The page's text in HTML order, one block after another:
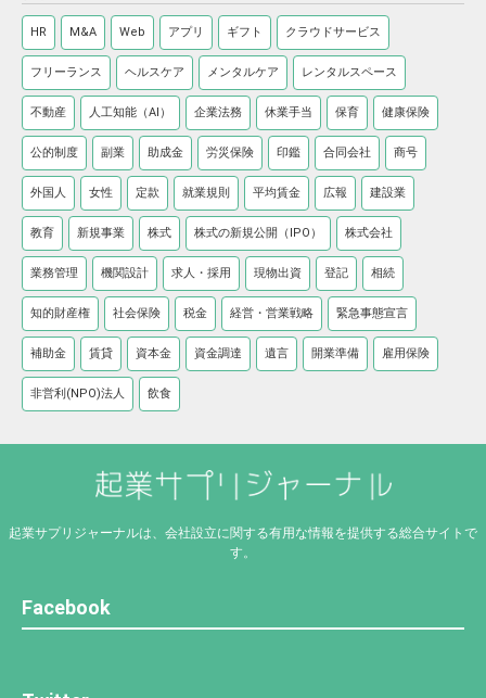
HR M&A Web アプリ ギフト クラウドサービス
フリーランス ヘルスケア メンタルケア レンタルスペース
不動産 人工知能（AI） 企業法務 休業手当 保育 健康保険
公的制度 副業 助成金 労災保険 印鑑 合同会社 商号
外国人 女性 定款 就業規則 平均賃金 広報 建設業
教育 新規事業 株式 株式の新規公開（IPO） 株式会社
業務管理 機関設計 求人・採用 現物出資 登記 相続
知的財産権 社会保険 税金 経営・営業戦略 緊急事態宣言
補助金 賃貸 資本金 資金調達 遺言 開業準備 雇用保険
非営利(NPO)法人 飲食
起業サプリジャーナルは、会社設立に関する有用な情報を提供する総合サイトで
す。
Facebook